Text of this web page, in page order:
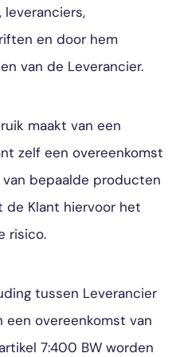
leveranciers,
en door hem
van de Leverancier.
maakt van een
zelf een overeenkomst
bepaalde producten
de Klant hiervoor het
risico.
tussen Leverancier
een overeenkomst van
7:400 BW worden